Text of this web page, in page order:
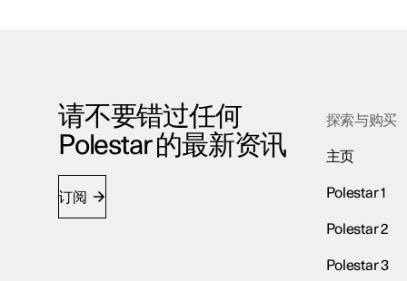
请不要错过任何
Polestar 的最新资讯
订阅
探索与购买
主页
Polestar 1
Polestar 2
Polestar 3